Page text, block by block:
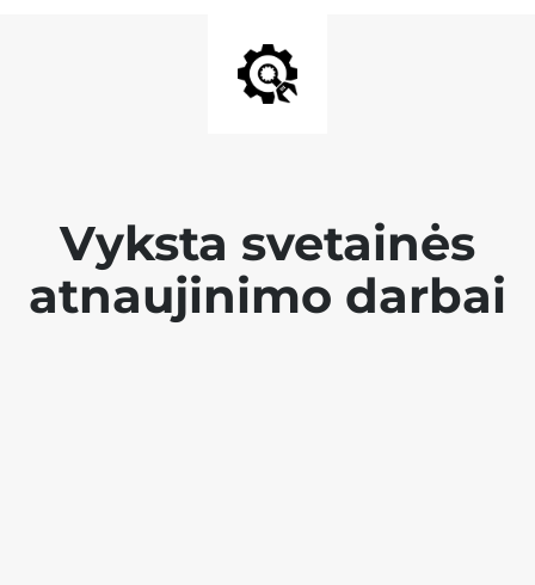
Vyksta svetainės
atnaujinimo darbai